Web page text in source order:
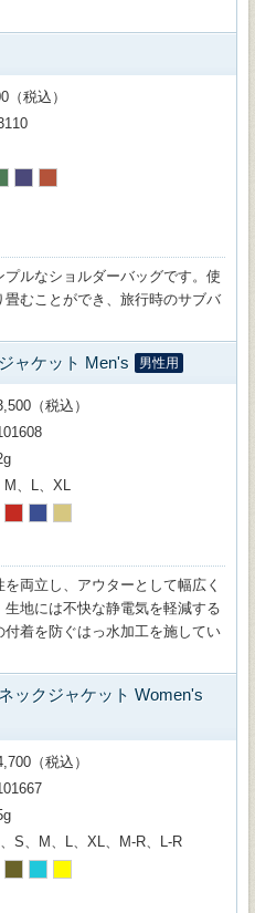
（税込）
ルなショルダーバッグです。使
むことができ、旅行時のサブバ
ャケット Men's 男性用
（税込）
M、L、XL
両立し、アウターとして幅広く
地には不快な静電気を軽減する
着を防ぐはっ水加工を施してい
ックジャケット Women's
（税込）
S、M、L、XL、M-R、L-R